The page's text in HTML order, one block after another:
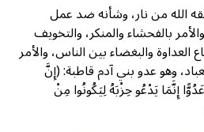
الله من نار، وشأنه ضد عمل
بالفحشاء والمنكر، والتخويف
العداوة والبغضاء بين الناس، والأمر
وهو عدو بني آدم قاطبة: (إِنَّ
إِنَّمَا يَدْعُو حِزْبَهُ لِيَكُونُوا مِنْ